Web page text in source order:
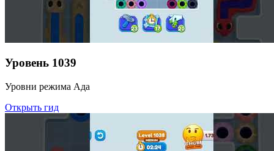
Уровень 1039
Уровни режима Ада
Открыть гид